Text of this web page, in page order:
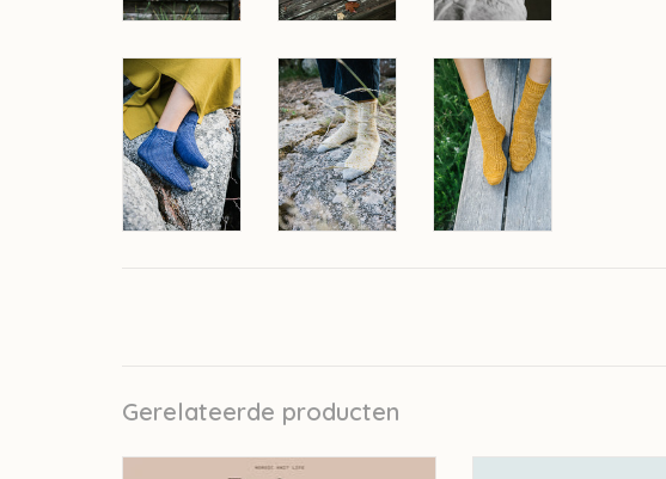
Gerelateerde producten
Laine Laine Magazine - issue 8 UC